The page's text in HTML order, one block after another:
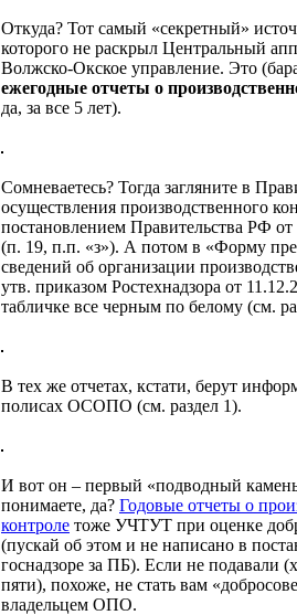
Откуда? Тот самый «секретный»
которого не раскрыл Центральный
Волжско-Окское управление. Это
ежегодные отчеты о
да, за все 5 лет).
Сомневаетесь? Тогда загляните в
осуществления производственного
постановлением Правительства РФ
(п. 19, п.п. «з»). А потом в «Форму
сведений об организации
утв. приказом Ростехнадзора от
табличке все черным по белому (см.
В тех же отчетах, кстати, берут
полисах ОСОПО (см. раздел 1).
И вот он – первый «подводный
понимаете, да? Годовые отчеты о
контроле тоже УЧТУТ при оценке
(пускай об этом и не написано в
госнадзоре за ПБ). Если не подавали
пяти), похоже, не стать вам
владельцем ОПО.